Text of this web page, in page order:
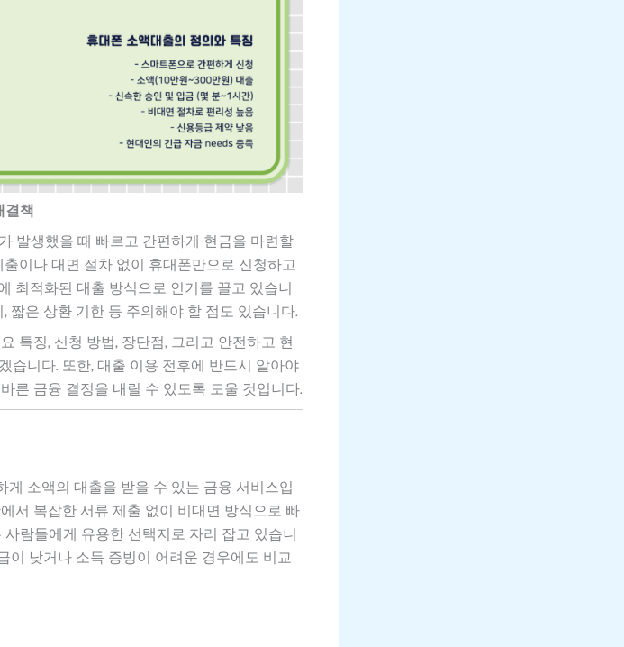
결책
발생했을 때 빠르고 간편하게 현금을 마련할
이나 대면 절차 없이 휴대폰만으로 신청하고
최적화된 대출 방식으로 인기를 끌고 있습니
짧은 상환 기한 등 주의해야 할 점도 있습니다.
특징, 신청 방법, 장단점, 그리고 안전하고 현
습니다. 또한, 대출 이용 전후에 반드시 알아야
른 금융 결정을 내릴 수 있도록 도울 것입니다.
소액의 대출을 받을 수 있는 금융 서비스입
서 복잡한 서류 제출 없이 비대면 방식으로 빠
람들에게 유용한 선택지로 자리 잡고 있습니
이 낮거나 소득 증빙이 어려운 경우에도 비교